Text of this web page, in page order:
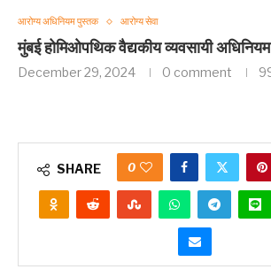
आरोग्य अधिनियम पुस्तक आरोग्य सेवा
मुंबई होमिओपथिक वैद्यकीय व्यवसायी
December 29, 2024 0 comment
SHARE 0